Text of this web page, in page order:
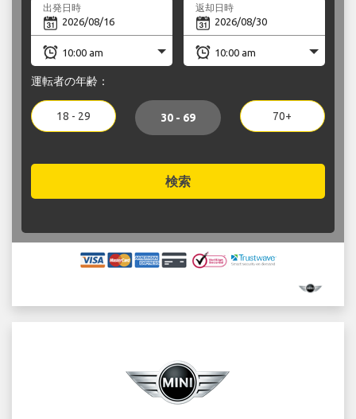
出発日時 返却日時
運転者の年齢：
18 - 29 30 - 69 70+
検索